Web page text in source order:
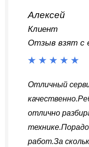
Алексей
Клиент
Отзыв взят с
Отличный
отлично
работ.За